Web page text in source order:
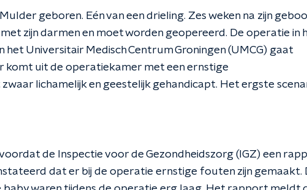
geboren. Eén van een drieling. Zes weken na zijn
zijn darmen en moet worden geopereerd. De operatie in
het Universitair Medisch Centrum Groningen (UMCG) gaat
komt uit de operatiekamer met een ernstige
lichamelijk en geestelijk gehandicapt. Het ergste
de Inspectie voor de Gezondheidszorg (IGZ) een
dat er bij de operatie ernstige fouten zijn gemaakt.